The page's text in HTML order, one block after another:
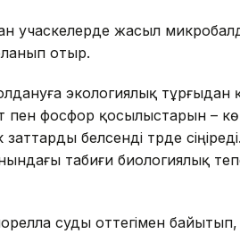
учаскелерде жасыл
отыр.
экологиялық тұрғыдан
пен фосфор қосылыстарын –
белсенді түрде
табиғи биологиялық
суды оттегімен